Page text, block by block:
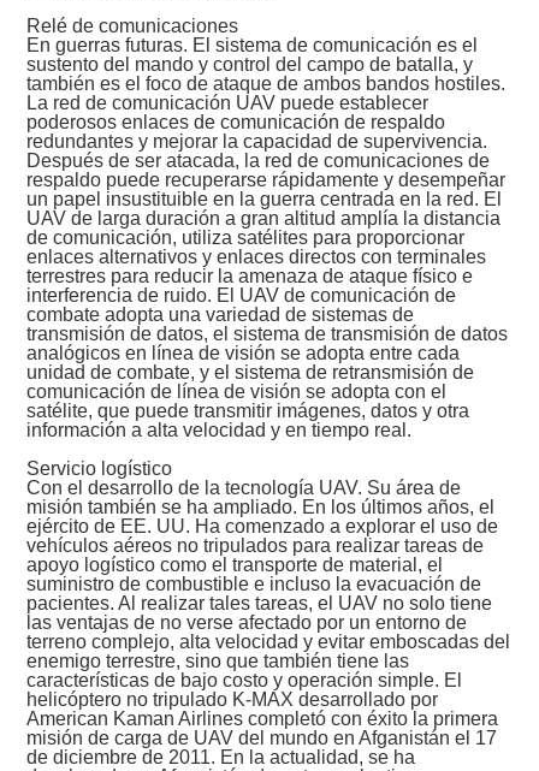
Relé de comunicaciones
En guerras futuras. El sistema de comunicación es el
sustento del mando y control del campo de batalla, y
también es el foco de ataque de ambos bandos hostiles.
La red de comunicación UAV puede establecer
poderosos enlaces de comunicación de respaldo
redundantes y mejorar la capacidad de supervivencia.
Después de ser atacada, la red de comunicaciones de
respaldo puede recuperarse rápidamente y desempeñar
un papel insustituible en la guerra centrada en la red. El
UAV de larga duración a gran altitud amplía la distancia
de comunicación, utiliza satélites para proporcionar
enlaces alternativos y enlaces directos con terminales
terrestres para reducir la amenaza de ataque físico e
interferencia de ruido. El UAV de comunicación de
combate adopta una variedad de sistemas de
transmisión de datos, el sistema de transmisión de datos
analógicos en línea de visión se adopta entre cada
unidad de combate, y el sistema de retransmisión de
comunicación de línea de visión se adopta con el
satélite, que puede transmitir imágenes, datos y otra
información a alta velocidad y en tiempo real.
Servicio logístico
Con el desarrollo de la tecnología UAV. Su área de
misión también se ha ampliado. En los últimos años, el
ejército de EE. UU. Ha comenzado a explorar el uso de
vehículos aéreos no tripulados para realizar tareas de
apoyo logístico como el transporte de material, el
suministro de combustible e incluso la evacuación de
pacientes. Al realizar tales tareas, el UAV no solo tiene
las ventajas de no verse afectado por un entorno de
terreno complejo, alta velocidad y evitar emboscadas del
enemigo terrestre, sino que también tiene las
características de bajo costo y operación simple. El
helicóptero no tripulado K-MAX desarrollado por
American Kaman Airlines completó con éxito la primera
misión de carga de UAV del mundo en Afganistán el 17
de diciembre de 2011. En la actualidad, se ha